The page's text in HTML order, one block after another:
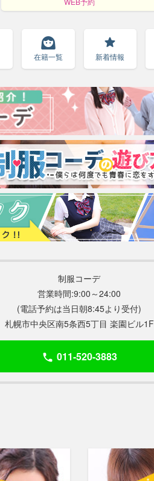
face_3
在籍一覧
star
新着情報
制服コーデ
営業時間:9:00～24:00
(電話予約は当日朝8:45より受付)
札幌市中央区南5条西5丁目 楽園ビル1F
phone 011-520-3883